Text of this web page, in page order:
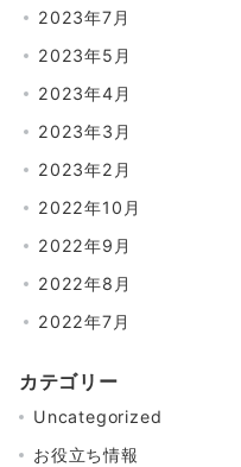
2023年7月
2023年5月
2023年4月
2023年3月
2023年2月
2022年10月
2022年9月
2022年8月
2022年7月
カテゴリー
Uncategorized
お役立ち情報